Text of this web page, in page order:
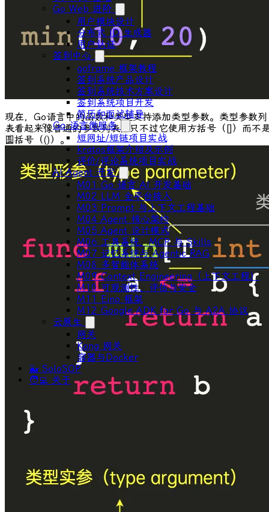
Go Web 进阶
用户模块设计
分布式 ID ⽣成器
⽤户认证
签到中心
goframe 框架教程
签到系统产品设计
签到系统技术方案设计
签到系统项目开发
简历和面试辅导
Go 语言微服务
短网址/短链项目实战
kratos框架介绍及示例
评价/评论系统项目实战
AI Agent 开发
M01 Go 语言 AI 开发基础
M02 LLM 全平台接入
M03 Prompt 与上下文工程基础
M04 Agent 核心架构
M05 Agent 设计模式
M06 工具系统、MCP 与 Skills
M07 记忆系统与 Agentic RAG
M08 多智能体系统
M09 Context Engineering（上下文工程）
M10 可观测性、评估与安全
M11 Eino 框架
M12 Google ADK for Go 与 A2A 协议
云原生
网关
Kong 网关
容器与Docker
🐳 SoloSOP
🧑‍💻 关于
现在，Go语言中的函数和类型支持添加类型参数。类型参数列
表看起来像普通的参数列表，只不过它使用方括号（ []）而不
圆括号（()）。